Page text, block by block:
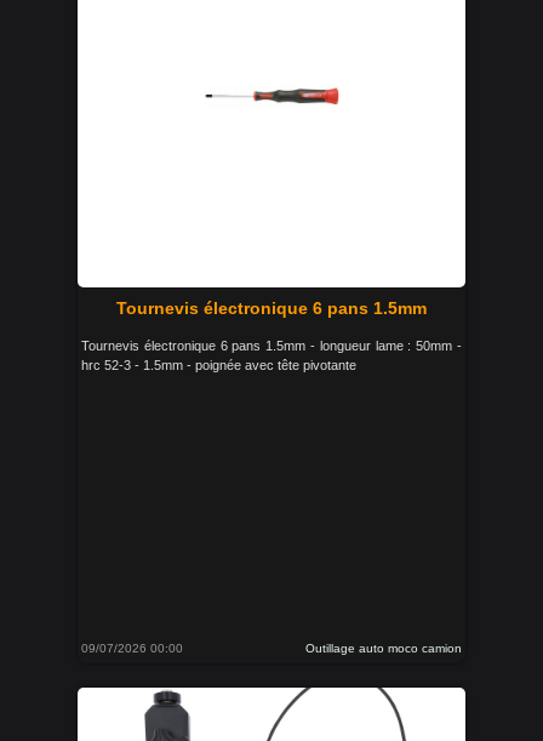
Tournevis électronique 6 pans 1.5mm
Tournevis électronique 6 pans 1.5mm - longueur lame : 50mm -
hrc 52-3 - 1.5mm - poignée avec tête pivotante
09/07/2026 00:00 Outillage auto moco camion